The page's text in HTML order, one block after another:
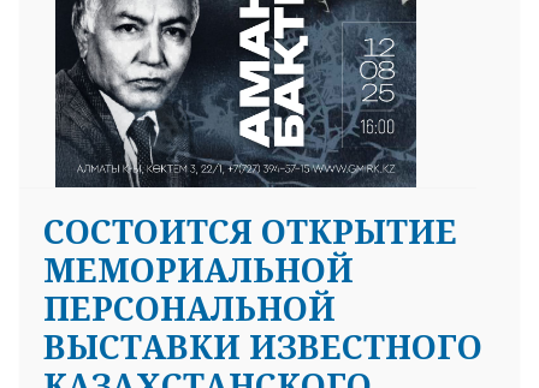
СОСТОИТСЯ ОТКРЫТИЕ
МЕМОРИАЛЬНОЙ
ПЕРСОНАЛЬНОЙ
ВЫСТАВКИ ИЗВЕСТНОГО